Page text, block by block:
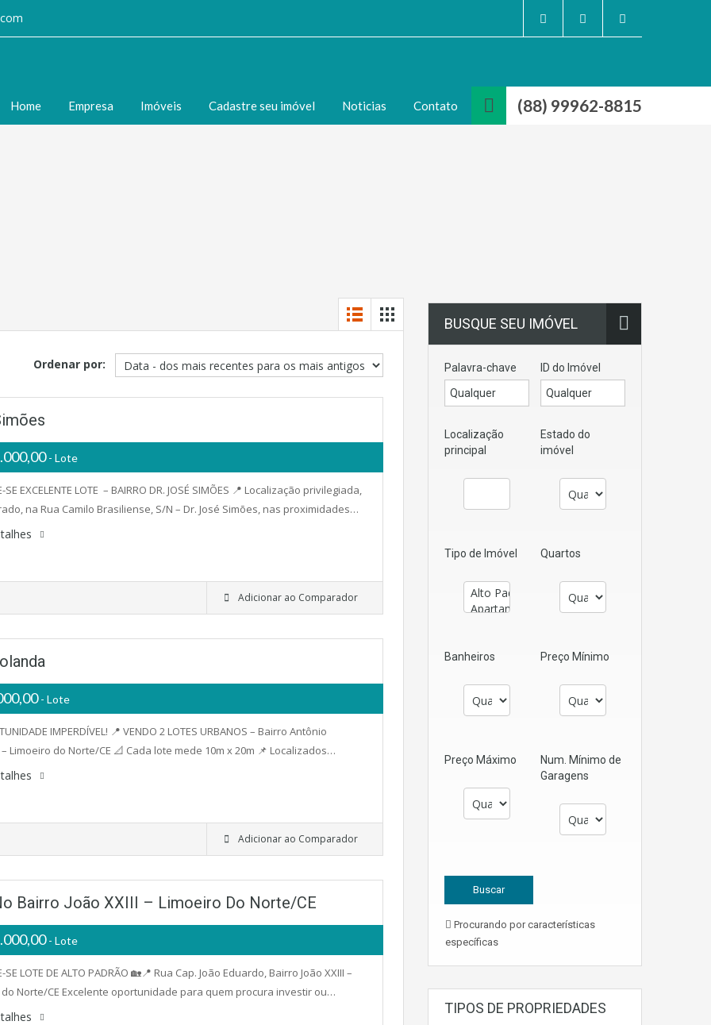
(88) 99962-8815
Home Empresa Imóveis Cadastre seu imóvel Noticias Contato
Ordenar por:
- Lote
SE EXCELENTE LOTE – BAIRRO DR. JOSÉ SIMÕES 📍 Localização privilegiada,
na Rua Camilo Brasiliense, S/N – Dr. José Simões, nas proximidades…
Adicionar ao Comparador
- Lote
IMPERDÍVEL! 📍 VENDO 2 LOTES URBANOS – Bairro Antônio
Limoeiro do Norte/CE 📐 Cada lote mede 10m x 20m 📌 Localizados…
Adicionar ao Comparador
Bairro João XXIII – Limoeiro Do Norte/CE
- Lote
SE LOTE DE ALTO PADRÃO 🏡📍 Rua Cap. João Eduardo, Bairro João XXIII –
Norte/CE Excelente oportunidade para quem procura investir ou…
BUSQUE SEU IMÓVEL
Palavra-chave ID do Imóvel
Localização
principal
Estado do
imóvel
Tipo de Imóvel Quartos
Banheiros Preço Mínimo
Preço Máximo
Num. Mínimo de
Garagens
Procurando por características
específicas
TIPOS DE PROPRIEDADES